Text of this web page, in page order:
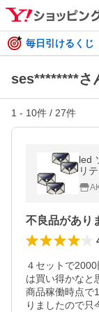
毎日引けるく
ses********さ
1 - 10件 / 27件
led
リ
不良品があり
４セットで
は買い得かなと
商品稼働時点で
りましたので只